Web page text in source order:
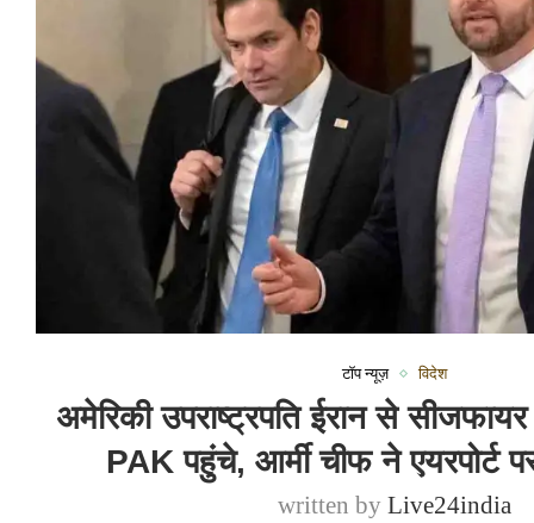
टॉप न्यूज़ विदेश
अमेरिकी उपराष्ट्रपति ईरान से
PAK पहुंचे, आर्मी चीफ ने एयरपोर्ट
written byLive24india